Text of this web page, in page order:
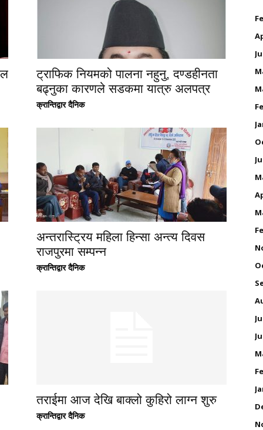
ट्राफिक नियमको पालना नहुनु, दण्डहीनता
बढ्नुका कारणले सडकमा यात्रु अलपत्र
क्रान्तिद्वार दैनिक
अन्तरास्ट्रिय महिला हिन्सा अन्त्य दिवस
राजपुरमा सम्पन्न
क्रान्तिद्वार दैनिक
तराईमा आज देखि बाक्लो कुहिरो लाग्न शुरु
क्रान्तिद्वार दैनिक